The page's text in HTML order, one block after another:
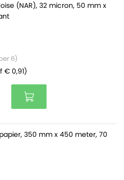
producten versturen.
maar ook tijdbesparend. Je
erin, en verwijdert de
plak je de paklijstenvelop
is het document ook
tegen vocht, stof en
sterke transparante folie
goed leesbaar
(NAR), 32 micron, 50 mm x
6)
€ 0,91)
350 mm x 450 meter, 70